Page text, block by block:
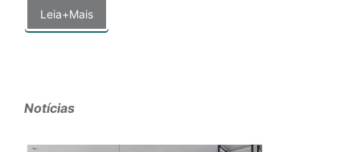
Leia+Mais
Notícias